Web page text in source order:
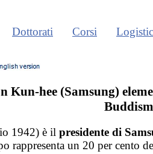
Dottorati Corsi
Kun-hee (Samsung)
1942) è il presidente di
rappresenta un 20 per cento